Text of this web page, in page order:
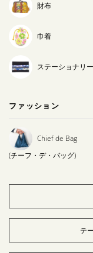
財布
巾着
ステーショナリー
ファッション
Chief de Bag
(チーフ・デ・バッグ)
テ